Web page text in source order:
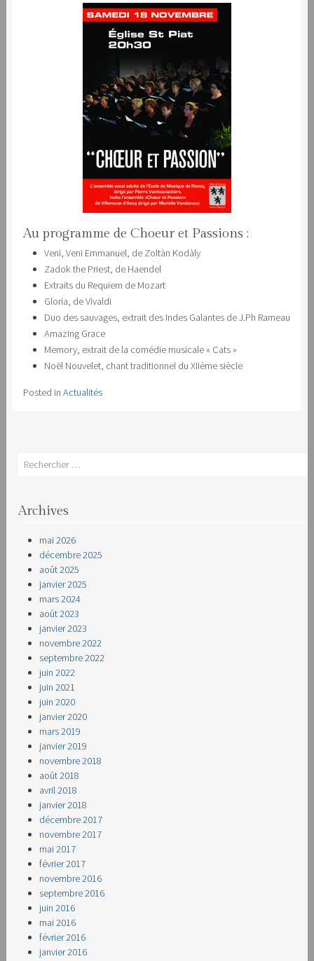
Au programme de Choeur et Passions :
Veni, Veni Emmanuel, de Zoltàn Kodàly
Zadok the Priest, de Haendel
Extraits du Requiem de Mozart
Gloria, de Vivaldi
Duo des sauvages, extrait des Indes Galantes de J.Ph Rameau
Amazing Grace
Memory, extrait de la comédie musicale « Cats »
Noël Nouvelet, chant traditionnel du XIIème siècle
Posted in Actualités
Search
Archives
mai 2026
décembre 2025
août 2025
janvier 2025
mars 2024
août 2023
janvier 2023
novembre 2022
septembre 2022
juin 2022
juin 2021
juin 2020
janvier 2020
mars 2019
janvier 2019
novembre 2018
août 2018
avril 2018
janvier 2018
décembre 2017
novembre 2017
mai 2017
février 2017
novembre 2016
septembre 2016
juin 2016
mai 2016
février 2016
janvier 2016